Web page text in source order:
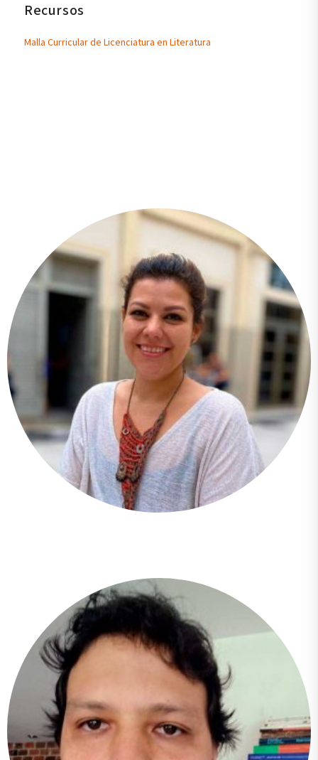
Recursos
Malla Curricular de Licenciatura en Literatura